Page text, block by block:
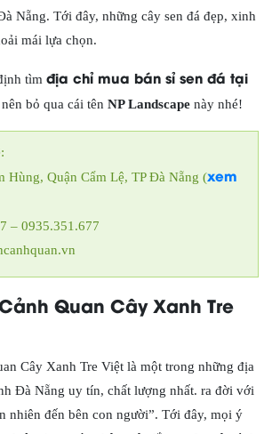
Nẵng. Tới đây, những cây sen đá đẹp, xinh
mái lựa chọn.
tìm địa chỉ mua bán sỉ sen đá tại
bỏ qua cái tên NP Landscape này nhé!
Hùng, Quận Cẩm Lệ, TP Đà Nẵng (xem
– 0935.351.677
Quan Cây Xanh Tre
Cây Xanh Tre Việt là một trong những địa
Đà Nẵng uy tín, chất lượng nhất. ra đời với
nhiên đến bên con người”. Tới đây, mọi ý